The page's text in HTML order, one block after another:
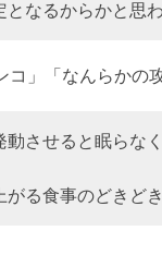
なるからかと思
コ」「なんらかの
させると眠らな
がる食事のどきど